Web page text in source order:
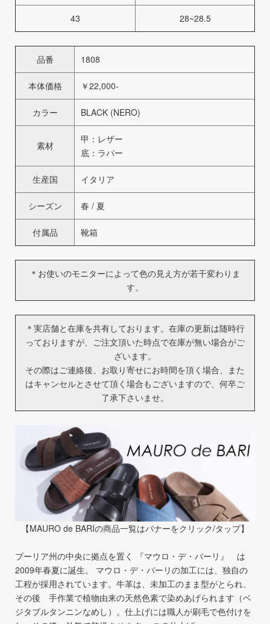
43 28~28.5
品番 1808
本体価格 ￥22,000-
カラー BLACK (NERO)
素材
甲：レザー
底：ラバー
生産国 イタリア
シーズン 春 / 夏
付属品 靴箱
＊お使いのモニターによって色の見え方が若干変わりま
す。
＊実店舗と在庫を共有しております。在庫の更新は随時行
っておりますが、ご注文頂いた時点で在庫が無い場合がご
ざいます。
その際はご連絡後、お取り寄せにお時間を頂く場合、また
はキャンセルとさせて頂く場合もございますので、何卒ご
了承下さいませ。
【MAURO de BARIの商品一覧はバナーをクリック/タップ】
プーリア州の中央に拠点を置く 『マウロ・デ・バーリ』 は
2009年春夏に誕生。 マウロ・デ・バーリの加工には、独自の
工程が採用されています。牛革は、未加工のまま型がとられ、
その後 手作業で植物由来の天然色素で染めあげられます（ベ
ジタブルタンニンなめし）。仕上げには職人が刷毛で色付けを